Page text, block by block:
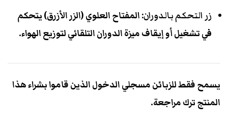
زر التحكم بالدوران: المفتاح العلوي (الزر الأزرق) يتحكم
في تشغيل أو إيقاف ميزة الدوران التلقائي لتوزيع الهواء.
يسمح فقط للزبائن مسجلي الدخول الذين قاموا بشراء هذا
المنتج ترك مراجعة.